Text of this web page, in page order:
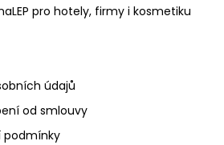
pro hotely, firmy i kosmetiku
údajů
od smlouvy
podmínky